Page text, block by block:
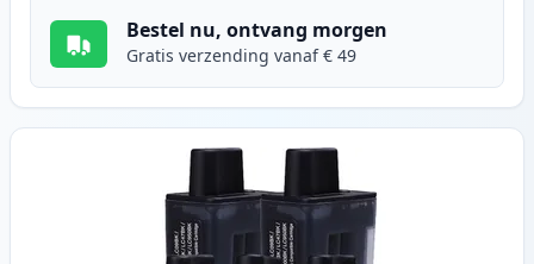
Bestel nu, ontvang morgen
Gratis verzending vanaf € 49